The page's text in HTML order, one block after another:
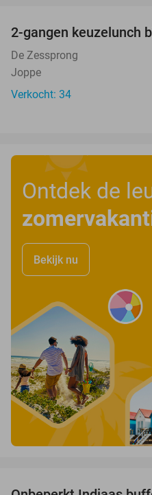
2-gangen keuzelunch
De Zessprong
Joppe
Verkocht: 34
Ontdek de
Bekijk nu